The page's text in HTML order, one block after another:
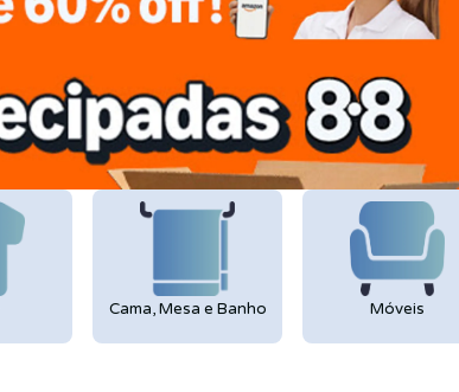
Cama, Mesa e Banho Móveis